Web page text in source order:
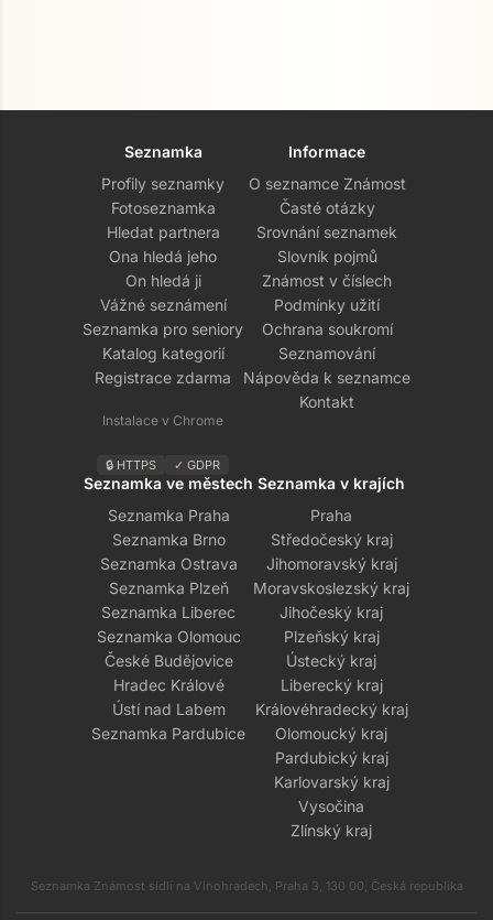
Seznamka
Profily seznamky
Fotoseznamka
Hledat partnera
Ona hledá jeho
On hledá ji
Vážné seznámení
Seznamka pro seniory
Katalog kategorií
Registrace zdarma
Instalace v Chrome
🔒 HTTPS ✓ GDPR
Informace
O seznamce Známost
Časté otázky
Srovnání seznamek
Slovník pojmů
Známost v číslech
Podmínky užití
Ochrana soukromí
Seznamování
Nápověda k seznamce
Kontakt
Seznamka ve městech
Seznamka Praha
Seznamka Brno
Seznamka Ostrava
Seznamka Plzeň
Seznamka Liberec
Seznamka Olomouc
České Budějovice
Hradec Králové
Ústí nad Labem
Seznamka Pardubice
Seznamka v krajích
Praha
Středočeský kraj
Jihomoravský kraj
Moravskoslezský kraj
Jihočeský kraj
Plzeňský kraj
Ústecký kraj
Liberecký kraj
Královéhradecký kraj
Olomoucký kraj
Pardubický kraj
Karlovarský kraj
Vysočina
Zlínský kraj
Seznamka Známost sídlí na Vinohradech, Praha 3, 130 00, Česká republika